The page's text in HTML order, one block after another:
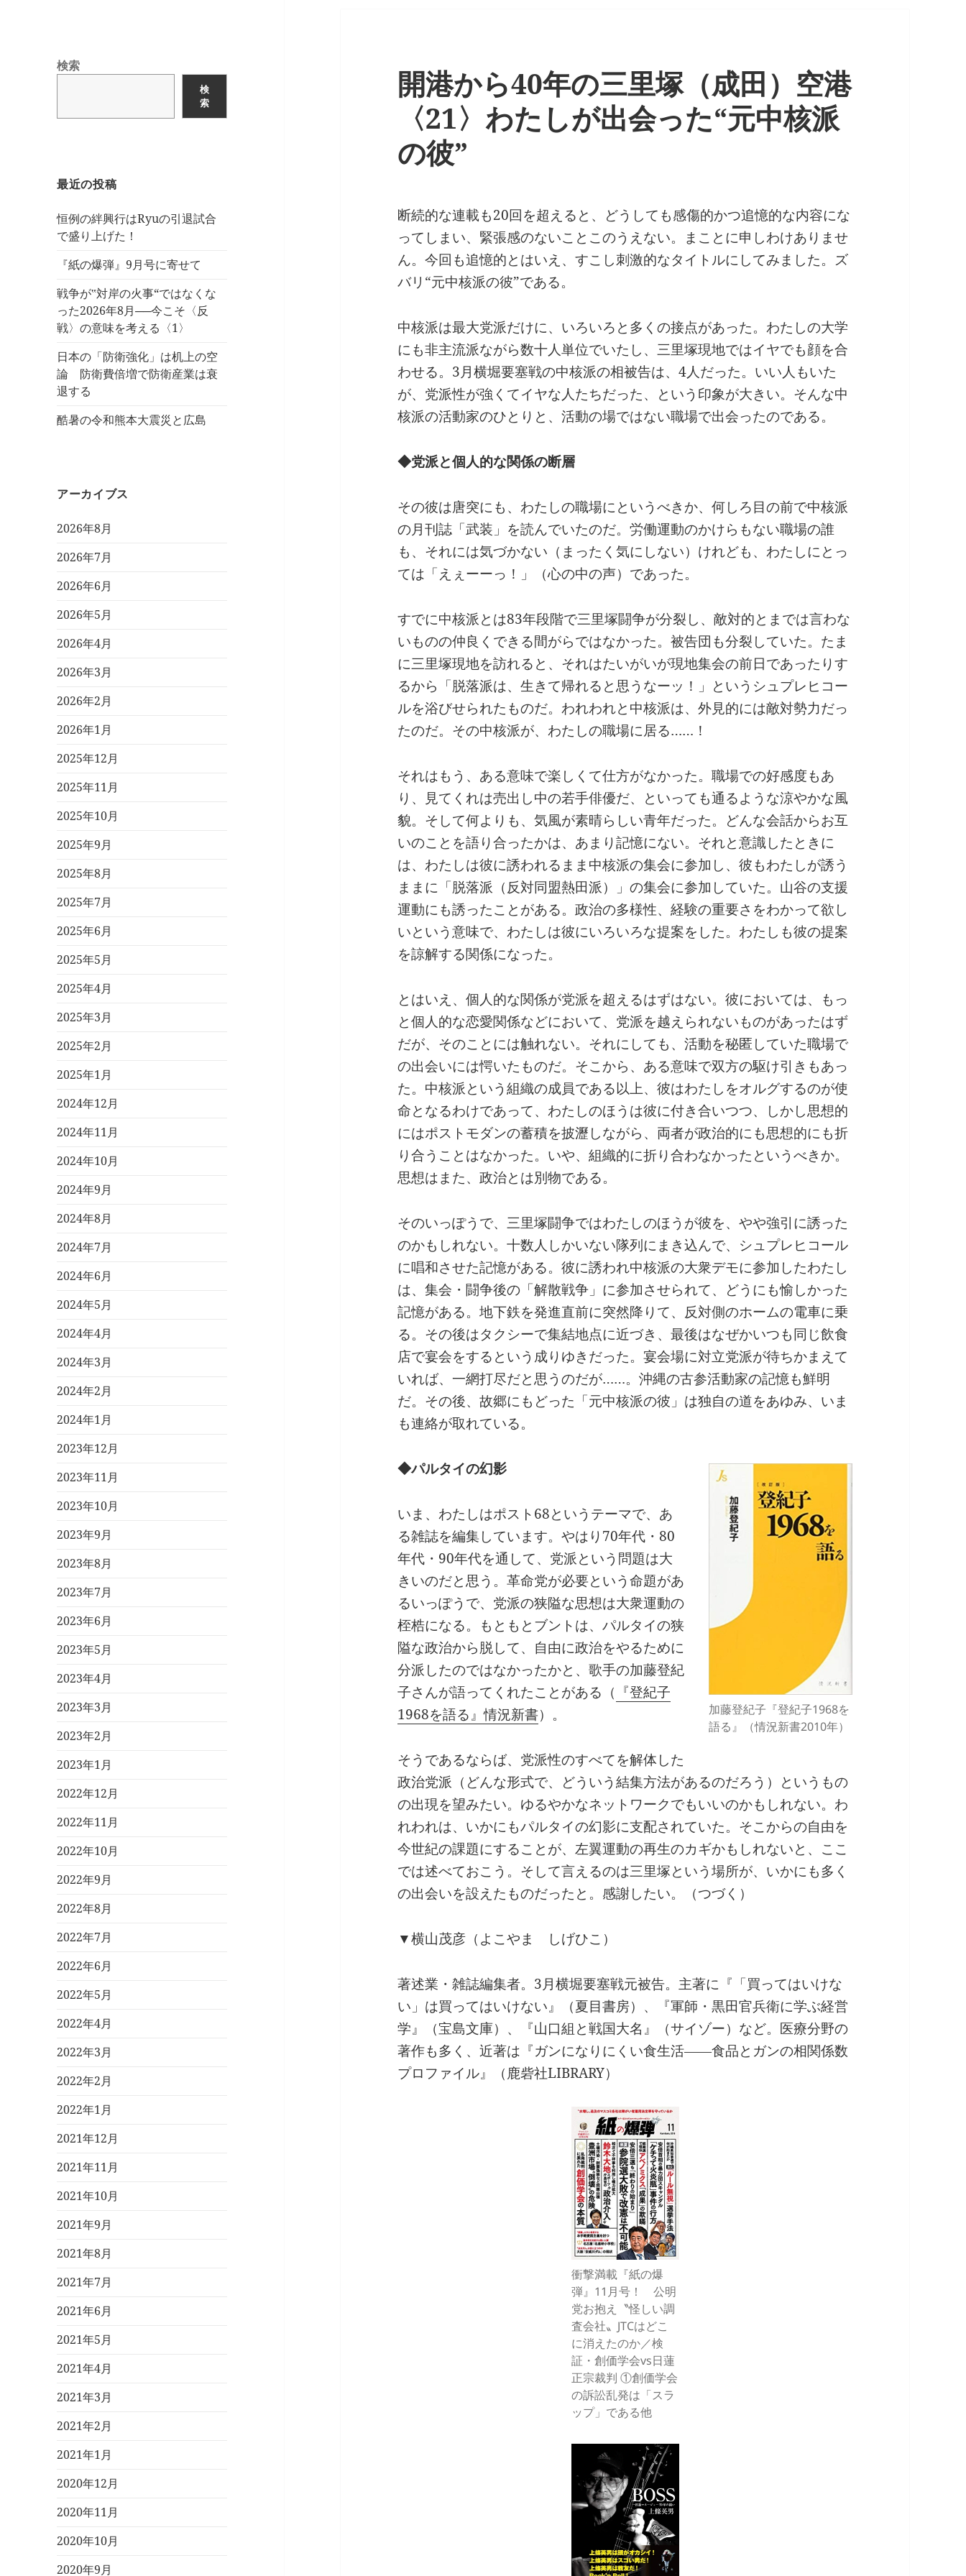
検索
検
索
最近の投稿
恒例の絆興行はRyuの引退試合
で盛り上げた！
『紙の爆弾』9月号に寄せて
戦争が‟対岸の火事“ではなくな
った2026年8月──今こそ〈反
戦〉の意味を考える〈1〉
日本の「防衛強化」は机上の空
論 防衛費倍増で防衛産業は衰
退する
酷暑の令和熊本大震災と広島
アーカイブス
2026年8月
2026年7月
2026年6月
2026年5月
2026年4月
2026年3月
2026年2月
2026年1月
2025年12月
2025年11月
2025年10月
2025年9月
2025年8月
2025年7月
2025年6月
2025年5月
2025年4月
2025年3月
2025年2月
2025年1月
2024年12月
2024年11月
2024年10月
2024年9月
2024年8月
2024年7月
2024年6月
2024年5月
2024年4月
2024年3月
2024年2月
2024年1月
2023年12月
2023年11月
2023年10月
2023年9月
2023年8月
2023年7月
2023年6月
2023年5月
2023年4月
2023年3月
2023年2月
2023年1月
2022年12月
2022年11月
2022年10月
2022年9月
2022年8月
2022年7月
2022年6月
2022年5月
2022年4月
2022年3月
2022年2月
2022年1月
2021年12月
2021年11月
2021年10月
2021年9月
2021年8月
2021年7月
2021年6月
2021年5月
2021年4月
2021年3月
2021年2月
2021年1月
2020年12月
2020年11月
2020年10月
2020年9月
開港から40年の三里塚（成田）空港
〈21〉わたしが出会った“元中核派
の彼”
断続的な連載も20回を超えると、どうしても感傷的かつ追憶的な内容にな
ってしまい、緊張感のないことこのうえない。まことに申しわけありませ
ん。今回も追憶的とはいえ、すこし刺激的なタイトルにしてみました。ズ
バリ“元中核派の彼”である。
中核派は最大党派だけに、いろいろと多くの接点があった。わたしの大学
にも非主流派ながら数十人単位でいたし、三里塚現地ではイヤでも顔を合
わせる。3月横堀要塞戦の中核派の相被告は、4人だった。いい人もいた
が、党派性が強くてイヤな人たちだった、という印象が大きい。そんな中
核派の活動家のひとりと、活動の場ではない職場で出会ったのである。
◆党派と個人的な関係の断層
その彼は唐突にも、わたしの職場にというべきか、何しろ目の前で中核派
の月刊誌「武装」を読んでいたのだ。労働運動のかけらもない職場の誰
も、それには気づかない（まったく気にしない）けれども、わたしにとっ
ては「えぇーーっ！」（心の中の声）であった。
すでに中核派とは83年段階で三里塚闘争が分裂し、敵対的とまでは言わな
いものの仲良くできる間がらではなかった。被告団も分裂していた。たま
に三里塚現地を訪れると、それはたいがいが現地集会の前日であったりす
るから「脱落派は、生きて帰れると思うなーッ！」というシュプレヒコー
ルを浴びせられたものだ。われわれと中核派は、外見的には敵対勢力だっ
たのだ。その中核派が、わたしの職場に居る……！
それはもう、ある意味で楽しくて仕方がなかった。職場での好感度もあ
り、見てくれは売出し中の若手俳優だ、といっても通るような涼やかな風
貌。そして何よりも、気風が素晴らしい青年だった。どんな会話からお互
いのことを語り合ったかは、あまり記憶にない。それと意識したときに
は、わたしは彼に誘われるまま中核派の集会に参加し、彼もわたしが誘う
ままに「脱落派（反対同盟熱田派）」の集会に参加していた。山谷の支援
運動にも誘ったことがある。政治の多様性、経験の重要さをわかって欲し
いという意味で、わたしは彼にいろいろな提案をした。わたしも彼の提案
を諒解する関係になった。
とはいえ、個人的な関係が党派を超えるはずはない。彼においては、もっ
と個人的な恋愛関係などにおいて、党派を越えられないものがあったはず
だが、そのことには触れない。それにしても、活動を秘匿していた職場で
の出会いには愕いたものだ。そこから、ある意味で双方の駆け引きもあっ
た。中核派という組織の成員である以上、彼はわたしをオルグするのが使
命となるわけであって、わたしのほうは彼に付き合いつつ、しかし思想的
にはポストモダンの蓄積を披瀝しながら、両者が政治的にも思想的にも折
り合うことはなかった。いや、組織的に折り合わなかったというべきか。
思想はまた、政治とは別物である。
そのいっぽうで、三里塚闘争ではわたしのほうが彼を、やや強引に誘った
のかもしれない。十数人しかいない隊列にまき込んで、シュプレヒコール
に唱和させた記憶がある。彼に誘われ中核派の大衆デモに参加したわたし
は、集会・闘争後の「解散戦争」に参加させられて、どうにも愉しかった
記憶がある。地下鉄を発進直前に突然降りて、反対側のホームの電車に乗
る。その後はタクシーで集結地点に近づき、最後はなぜかいつも同じ飲食
店で宴会をするという成りゆきだった。宴会場に対立党派が待ちかまえて
いれば、一網打尽だと思うのだが……。沖縄の古参活動家の記憶も鮮明
だ。その後、故郷にもどった「元中核派の彼」は独自の道をあゆみ、いま
も連絡が取れている。
加藤登紀子『登紀子1968を
語る』（情況新書2010年）
◆パルタイの幻影
いま、わたしはポスト68というテーマで、あ
る雑誌を編集しています。やはり70年代・80
年代・90年代を通して、党派という問題は大
きいのだと思う。革命党が必要という命題があ
るいっぽうで、党派の狭隘な思想は大衆運動の
桎梏になる。もともとブントは、パルタイの狭
隘な政治から脱して、自由に政治をやるために
分派したのではなかったかと、歌手の加藤登紀
子さんが語ってくれたことがある（ 『登紀子
1968を語る』情況新書）。
そうであるならば、党派性のすべてを解体した
政治党派（どんな形式で、どういう結集方法があるのだろう）というもの
の出現を望みたい。ゆるやかなネットワークでもいいのかもしれない。わ
れわれは、いかにもパルタイの幻影に支配されていた。そこからの自由を
今世紀の課題にすることが、左翼運動の再生のカギかもしれないと、ここ
では述べておこう。そして言えるのは三里塚という場所が、いかにも多く
の出会いを設えたものだったと。感謝したい。（つづく）
▼横山茂彦（よこやま しげひこ）
著述業・雑誌編集者。3月横堀要塞戦元被告。主著に『「買ってはいけな
い」は買ってはいけない』（夏目書房）、『軍師・黒田官兵衛に学ぶ経営
学』（宝島文庫）、『山口組と戦国大名』（サイゾー）など。医療分野の
著作も多く、近著は『ガンになりにくい食生活――食品とガンの相関係数
プロファイル』（鹿砦社LIBRARY）
衝撃満載『紙の爆
弾』11月号！ 公明
党お抱え〝怪しい調
査会社〟JTCはどこ
に消えたのか／検
証・創価学会vs日蓮
正宗裁判 ①創価学会
の訴訟乱発は「スラ
ップ」である他